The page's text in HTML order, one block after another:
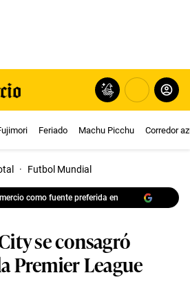
Feriado Machu Picchu Corredor
· Futbol Mundial
como fuente preferida en
se consagró
Premier League